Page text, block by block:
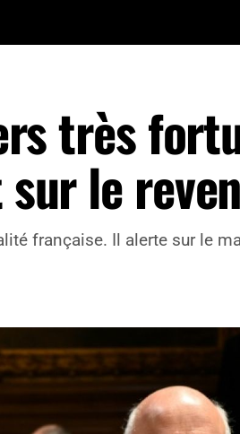
très
le
française. Il alerte sur le